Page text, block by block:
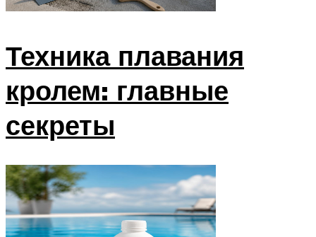
Техника плавания
кролем: главные
секреты